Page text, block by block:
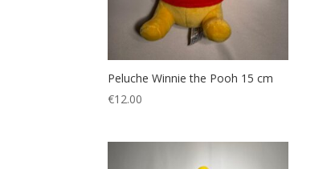
Peluche Winnie the Pooh 15 cm
€12.00